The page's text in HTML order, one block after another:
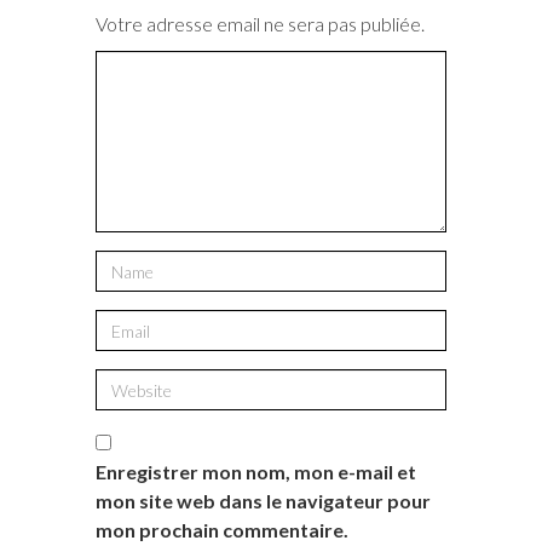
Votre adresse email ne sera pas publiée.
Enregistrer mon nom, mon e-mail et
mon site web dans le navigateur pour
mon prochain commentaire.